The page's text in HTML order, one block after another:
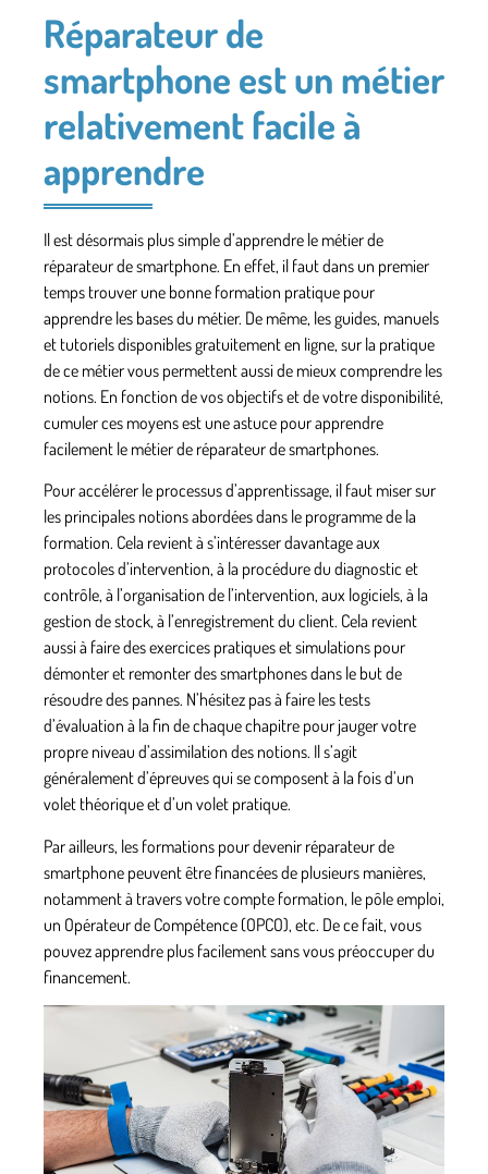
Réparateur de
smartphone est un métier
relativement facile à
apprendre
Il est désormais plus simple d’apprendre le métier de
réparateur de smartphone. En effet, il faut dans un premier
temps trouver une bonne formation pratique pour
apprendre les bases du métier. De même, les guides, manuels
et tutoriels disponibles gratuitement en ligne, sur la pratique
de ce métier vous permettent aussi de mieux comprendre les
notions. En fonction de vos objectifs et de votre disponibilité,
cumuler ces moyens est une astuce pour apprendre
facilement le métier de réparateur de smartphones.
Pour accélérer le processus d’apprentissage, il faut miser sur
les principales notions abordées dans le programme de la
formation. Cela revient à s’intéresser davantage aux
protocoles d’intervention, à la procédure du diagnostic et
contrôle, à l’organisation de l’intervention, aux logiciels, à la
gestion de stock, à l’enregistrement du client. Cela revient
aussi à faire des exercices pratiques et simulations pour
démonter et remonter des smartphones dans le but de
résoudre des pannes. N’hésitez pas à faire les tests
d’évaluation à la fin de chaque chapitre pour jauger votre
propre niveau d’assimilation des notions. Il s’agit
généralement d’épreuves qui se composent à la fois d’un
volet théorique et d’un volet pratique.
Par ailleurs, les formations pour devenir réparateur de
smartphone peuvent être financées de plusieurs manières,
notamment à travers votre compte formation, le pôle emploi,
un Opérateur de Compétence (OPCO), etc. De ce fait, vous
pouvez apprendre plus facilement sans vous préoccuper du
financement.